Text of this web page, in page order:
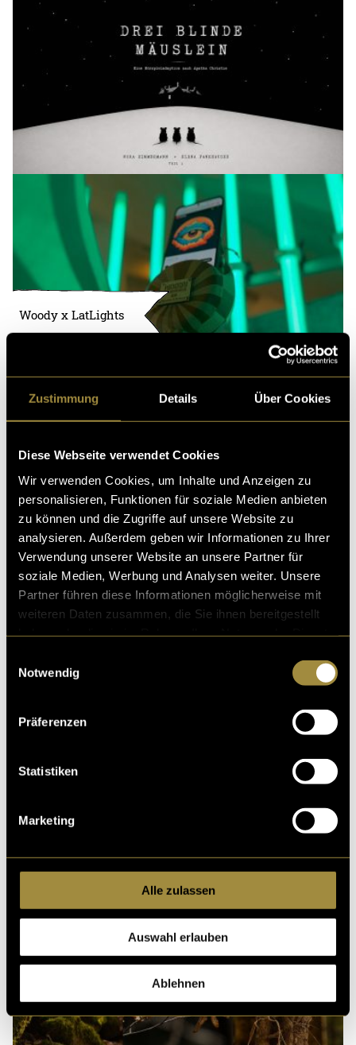
Zustimmung Details Über Cookies
Diese Webseite verwendet Cookies
Wir verwenden Cookies, um Inhalte und Anzeigen zu
personalisieren, Funktionen für soziale Medien anbieten
zu können und die Zugriffe auf unsere Website zu
analysieren. Außerdem geben wir Informationen zu Ihrer
Verwendung unserer Website an unsere Partner für
soziale Medien, Werbung und Analysen weiter. Unsere
Partner führen diese Informationen möglicherweise mit
weiteren Daten zusammen, die Sie ihnen bereitgestellt
Notwendig
Präferenzen
Statistiken
Marketing
Alle zulassen
Auswahl erlauben
Ablehnen
Woody x LatLights